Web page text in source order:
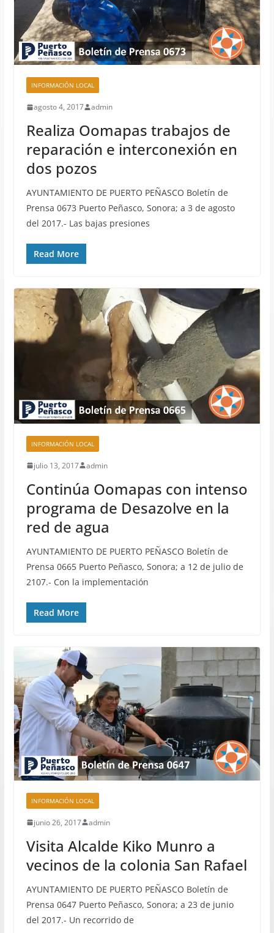
INFORMACIÓN LOCAL
agosto 4, 2017 admin
Realiza Oomapas trabajos de
reparación e interconexión en
dos pozos
AYUNTAMIENTO DE PUERTO PEÑASCO Boletín de
Prensa 0673 Puerto Peñasco, Sonora; a 3 de agosto
del 2017.- Las bajas presiones
Read More
INFORMACIÓN LOCAL
julio 13, 2017 admin
Continúa Oomapas con intenso
programa de Desazolve en la
red de agua
AYUNTAMIENTO DE PUERTO PEÑASCO Boletín de
Prensa 0665 Puerto Peñasco, Sonora; a 12 de julio de
2107.- Con la implementación
Read More
INFORMACIÓN LOCAL
junio 26, 2017 admin
Visita Alcalde Kiko Munro a
vecinos de la colonia San Rafael
AYUNTAMIENTO DE PUERTO PEÑASCO Boletín de
Prensa 0647 Puerto Peñasco, Sonora; a 23 de junio
del 2017.- Un recorrido de